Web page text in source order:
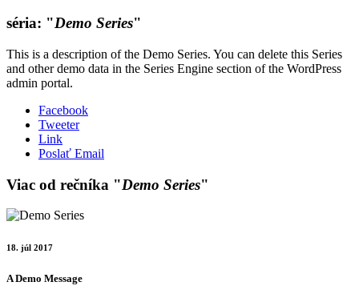
séria: "Demo Series"
This is a description of the Demo Series. You can delete this Series
and other demo data in the Series Engine section of the WordPress
admin portal.
Facebook
Tweeter
Link
Poslať Email
Viac od rečníka "Demo Series"
18. júl 2017
A Demo Message